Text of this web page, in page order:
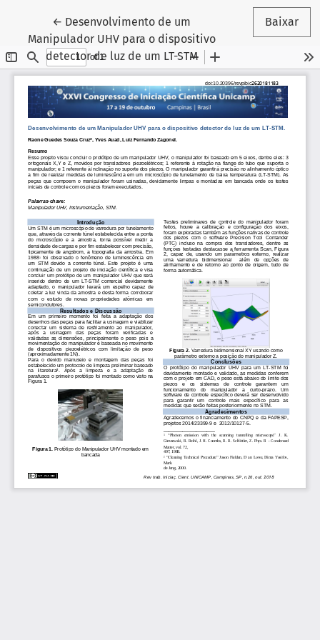
← Voltar aos Detalhes do Artigo
Desenvolvimento de um
Manipulador UHV para o dispositivo
detector de luz de um LT-STM
Baixar